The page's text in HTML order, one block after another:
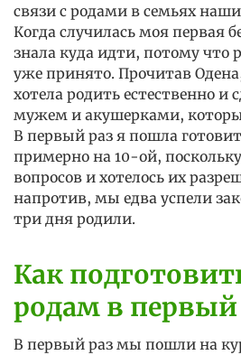
связи с родами в семьях
Когда случилась моя первая
знала куда идти, потому
уже принято. Прочитав
хотела родить естественно и
мужем и акушерками,
В первый раз я пошла
примерно на 10-ой,
вопросов и хотелось их
напротив, мы едва успели
три дня родили.
Как
родам в первый
В первый раз мы пошли на